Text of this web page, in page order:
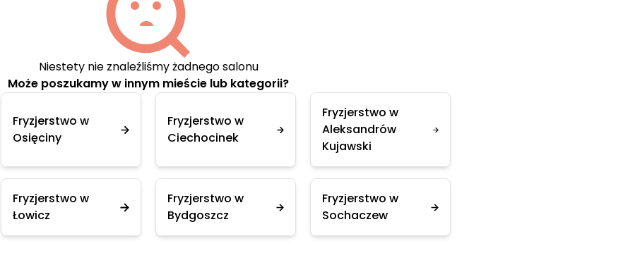
Niestety nie znaleźliśmy żadnego salonu
Może poszukamy w innym mieście lub kategorii?
Fryzjerstwo w
Osięciny
Fryzjerstwo w
Ciechocinek
Fryzjerstwo w
Aleksandrów
Kujawski
Fryzjerstwo w
Łowicz
Fryzjerstwo w
Bydgoszcz
Fryzjerstwo w
Sochaczew